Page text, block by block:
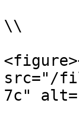
\\
src="/
7c"